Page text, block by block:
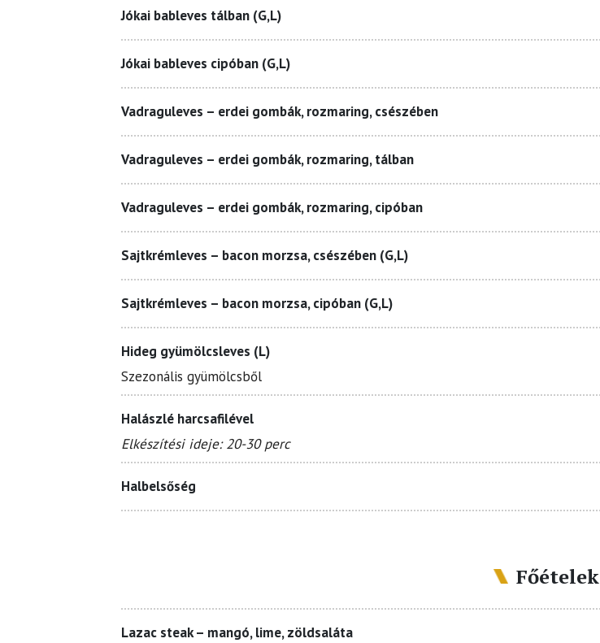
Jókai bableves tálban (G,L)
Jókai bableves cipóban (G,L)
Vadraguleves – erdei gombák, rozmaring, csészében
Vadraguleves – erdei gombák, rozmaring, tálban
Vadraguleves – erdei gombák, rozmaring, cipóban
Sajtkrémleves – bacon morzsa, csészében (G,L)
Sajtkrémleves – bacon morzsa, cipóban (G,L)
Hideg gyümölcsleves (L)
Szezonális gyümölcsből
Halászlé harcsafilével
Elkészítési ideje: 20-30 perc
Halbelsőség
Főételek
Lazac steak – mangó, lime, zöldsaláta